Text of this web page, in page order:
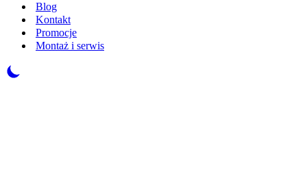
Blog
Kontakt
Promocje
Montaż i serwis